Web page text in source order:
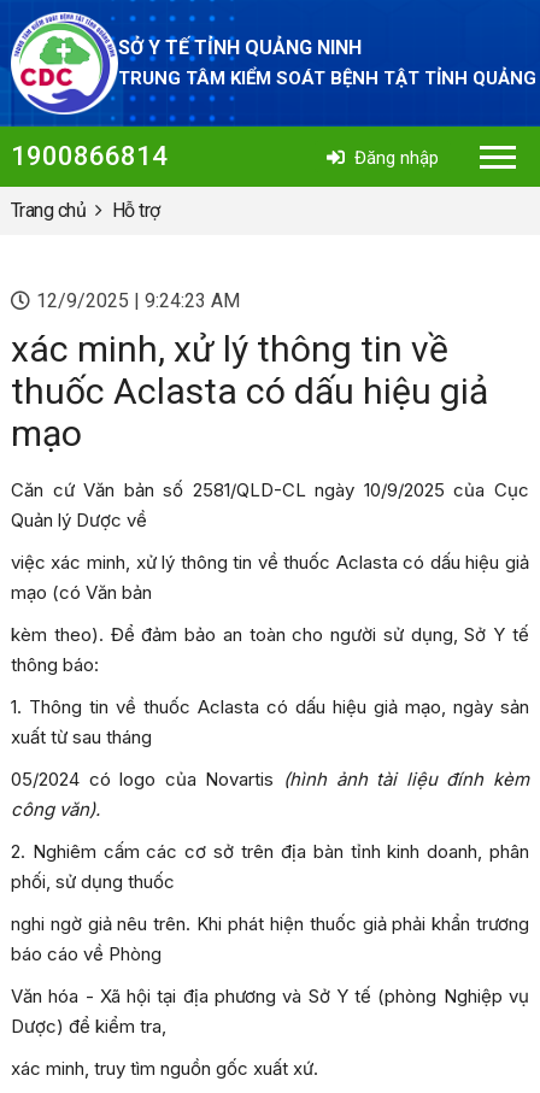
SỞ Y TẾ TỈNH QUẢNG NINH
TRUNG TÂM KIỂM SOÁT BỆNH TẬT TỈNH
Đăng nhập
1900866814
Trang chủ Hỗ trợ
12/9/2025 | 9:24:23 AM
xác minh, xử lý thông tin về
thuốc Aclasta có dấu hiệu giả
mạo
Căn cứ Văn bản số 2581/QLD-CL ngày 10/9/2025 của Cục
Quản lý Dược về
việc xác minh, xử lý thông tin về thuốc Aclasta có dấu hiệu giả
mạo (có Văn bản
kèm theo). Để đảm bảo an toàn cho người sử dụng, Sở Y tế
thông báo:
1. Thông tin về thuốc Aclasta có dấu hiệu giả mạo, ngày sản
xuất từ sau tháng
05/2024 có logo của Novartis (hình ảnh tài liệu đính kèm
công văn).
2. Nghiêm cấm các cơ sở trên địa bàn tỉnh kinh doanh, phân
phối, sử dụng thuốc
nghi ngờ giả nêu trên. Khi phát hiện thuốc giả phải khẩn trương
báo cáo về Phòng
Văn hóa - Xã hội tại địa phương và Sở Y tế (phòng Nghiệp vụ
Dược) để kiểm tra,
xác minh, truy tìm nguồn gốc xuất xứ.